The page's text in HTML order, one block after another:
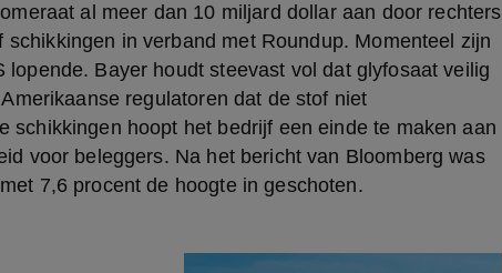
al meer dan 10 miljard dollar aan door rechters
in verband met Roundup. Momenteel zijn
Bayer houdt steevast vol dat glyfosaat veilig
regulatoren dat de stof niet
schikkingen hoopt het bedrijf een einde te maken aan
voor beleggers. Na het bericht van Bloomberg was
7,6 procent de hoogte in geschoten.